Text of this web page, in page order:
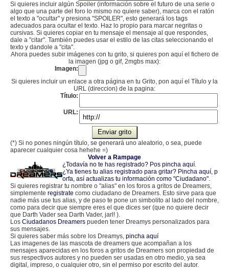
Si quieres incluir algún Spoiler (información sobre el futuro de una serie o
algo que una parte del foro lo mismo no quiere saber), marca con el ratón
el texto a "ocultar" y presiona "SPOILER", esto generará los tags
adecuados para ocultar el texto. Haz lo propio para marcar negritas o
cursivas. Si quieres copiar en tu mensaje el mensaje al que respondes,
dale a "citar". También puedes usar el estilo de las citas seleccionando el
texto y dandole a "cita".
Ahora puedes subir imágenes con tu grito, si quieres pon aquí el fichero de
la imagen (jpg o gif, 2mgbs max):
Imagen:
Si quieres incluir un enlace a otra página en tu Grito, pon aquí el Título y la
URL (direccion) de la pagina:
Título:
URL:
(*) Si no pones ningún título, se generará uno aleatorio, o sea, puede
aparecer cualquier cosa hehehe =)
Volver a Rampage
¿Todavía no te has registrado? Pos pincha aquí.
¿Ya tienes tu alias registrado para gritar? Pincha aquí, p
orfa, así actualizas tu información como "Ciudadano".
Si quieres registrar tu nombre o "alias" en los foros a gritos de Dreamers,
simplemente registrate como ciudadano de Dreamers. Esto sirve para que
nadie más use tus alias, y de paso te pone un simbolito al lado del nombre,
como para decir que siempre eres el que dices ser (que no quiere decir
que Darth Vader sea Darth Vader, jarl! ).
Los Ciudadanos Dreamers pueden tener Dreamys personalizados para
sus mensajes.
Si quieres saber más sobre los Dreamys, pincha aquí
Las imagenes de las mascota de dreamers que acompañan a los
mensajes aparecidas en los foros a gritos de Dreamers son propiedad de
sus respectivos autores y no pueden ser usadas en otro medio, ya sea
digital, impreso, o cualquier otro, sin el permiso por escrito del autor.